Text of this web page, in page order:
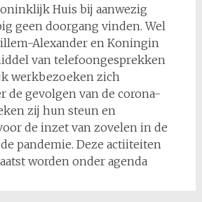
Huis bij aanwezig
geen doorgang vinden. Wel
Alexander en Koningin
van telefoongesprekken
werkbezoeken zich
de gevolgen van de corona-
zij hun steun en
de inzet van zovelen in de
pandemie. Deze actiiteiten
worden onder agenda